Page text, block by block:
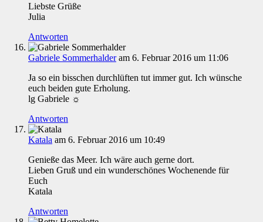
Liebste Grüße
Julia
Antworten
Gabriele Sommerhalder am 6. Februar 2016 um 11:06
Ja so ein bisschen durchlüften tut immer gut. Ich wünsche
euch beiden gute Erholung.
lg Gabriele ☼
Antworten
Katala am 6. Februar 2016 um 10:49
Genieße das Meer. Ich wäre auch gerne dort.
Lieben Gruß und ein wunderschönes Wochenende für
Euch
Katala
Antworten